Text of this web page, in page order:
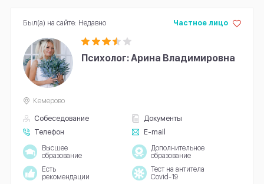
Психолог: Арина Владимировна
Собеседование
Документы
Телефон
E-mail
Частное лицо
Кемерово
Высшее
образование
Дополнительное
образование
Есть
рекомендации
Тест на антитела
Covid-19
Был(а) на сайте: Недавно